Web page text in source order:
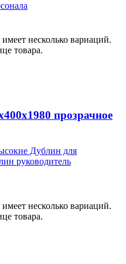
несколько вариаций.
товара.
прозрачное
Дублин для
руководитель
несколько вариаций.
товара.